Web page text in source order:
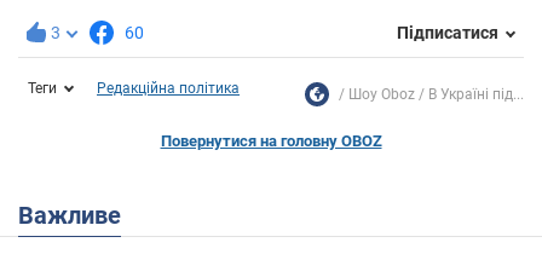
3 60 Підписатися
Теги Редакційна політика Шоу Oboz В Україні під...
Повернутися на головну OBOZ
Важливе